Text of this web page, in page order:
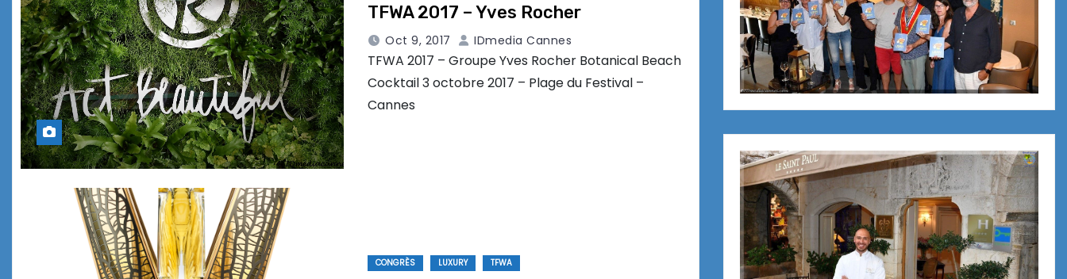
TFWA 2017 – Yves Rocher
Oct 9, 2017 IDmedia Cannes
TFWA 2017 – Groupe Yves Rocher Botanical Beach
Cocktail 3 octobre 2017 – Plage du Festival –
Cannes
CONGRÈS LUXURY TFWA